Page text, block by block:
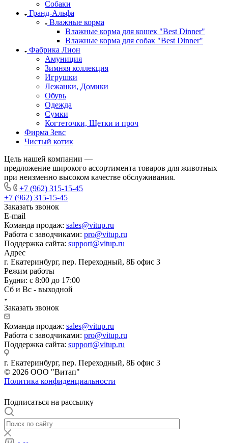
Собаки
Гранд-Альфа
Влажные корма
Влажные корма для кошек "Best Dinner"
Влажные корма для собак "Best Dinner"
Фабрика Лион
Амуниция
Зимняя коллекция
Игрушки
Лежанки, Домики
Обувь
Одежда
Сумки
Когтеточки, Щетки и проч
Фирма Зевс
Чистый котик
Цель нашей компании —
предложение широкого ассортимента товаров для животных
при неизменно высоком качестве обслуживания.
+7 (962) 315-15-45
+7 (962) 315-15-45
Заказать звонок
E-mail
Команда продаж: sales@vitup.ru
Работа с заводчиками: pro@vitup.ru
Поддержка сайта: support@vitup.ru
Адрес
г. Екатеринбург, пер. Переходный, 8Б офис 3
Режим работы
Будни: с 8:00 до 17:00
Сб и Вс - выходной
Заказать звонок
Команда продаж: sales@vitup.ru
Работа с заводчиками: pro@vitup.ru
Поддержка сайта: support@vitup.ru
г. Екатеринбург, пер. Переходный, 8Б офис 3
© 2026 ООО "Витап"
Политика конфиденциальности
Подписаться на рассылку